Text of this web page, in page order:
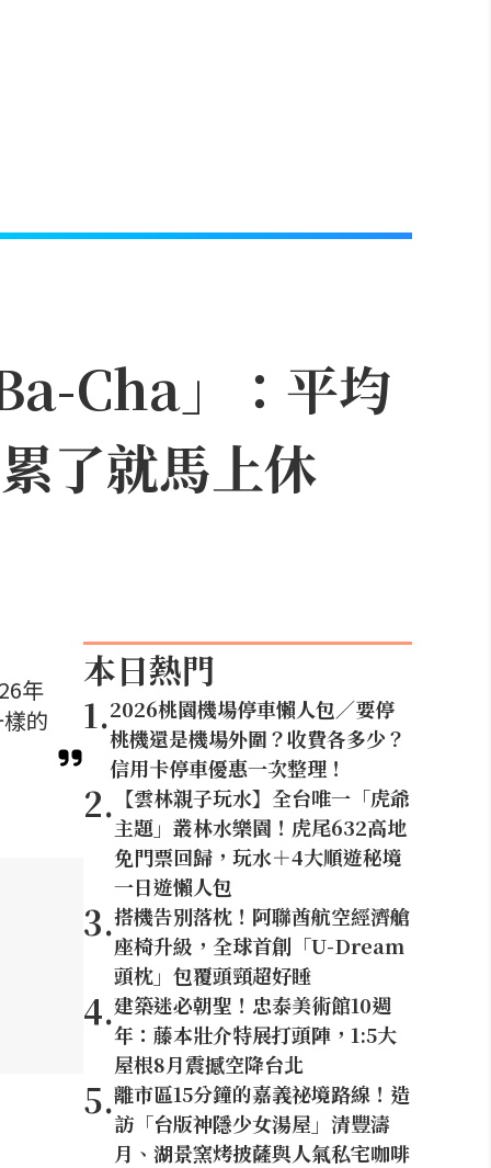
Cha」：平均
了就馬上休
年
的
本日熱門
1.2026桃園機場停車懶人包／要停
桃機還是機場外圍？收費各多少？
信用卡停車優惠一次整理！
2. 【雲林親子玩水】全台唯一「虎爺
主題」叢林水樂園！虎尾632高地
免門票回歸，玩水＋4大順遊秘境
一日遊懶人包
3.搭機告別落枕！阿聯酋航空經濟艙
座椅升級，全球首創「U-Dream
頭枕」包覆頭頸超好睡
4.建築迷必朝聖！忠泰美術館10週
年：藤本壯介特展打頭陣，1:5大
屋根8月震撼空降台北
5.離市區15分鐘的嘉義祕境路線！造
訪「台版神隱少女湯屋」清豐濤
月、湖景窯烤披薩與人氣私宅咖啡